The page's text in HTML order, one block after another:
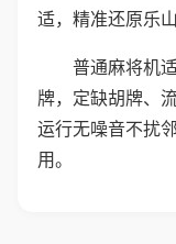
适，精准还原乐
普通麻将机
牌，定缺胡牌、
运行无噪音不扰
用。